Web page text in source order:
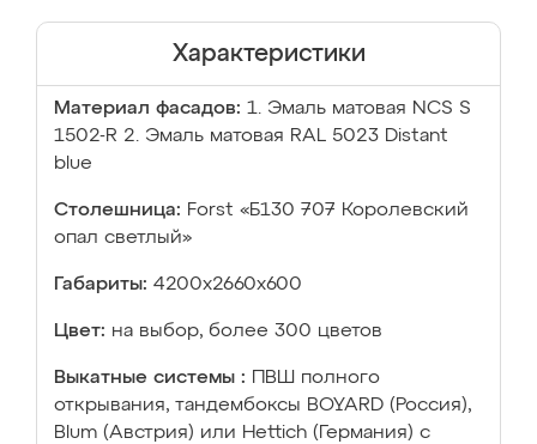
Характеристики
Материал фасадов: 1. Эмаль матовая NCS S
1502-R 2. Эмаль матовая RAL 5023 Distant
blue
Столешница: Forst «Б130 707 Королевский
опал светлый»
Габариты: 4200х2660х600
Цвет: на выбор, более 300 цветов
Выкатные системы :
ПВШ полного
открывания, тандембоксы BOYARD (Россия),
Blum (Австрия) или Hettich (Германия) с